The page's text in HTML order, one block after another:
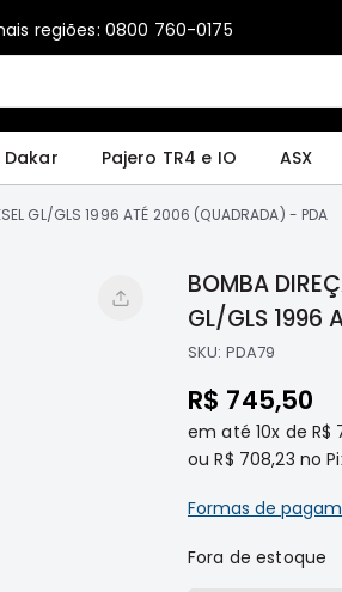
regiões: 0800 760-0175
Dakar Pajero TR4 e IO ASX
GL/GLS 1996 ATÉ 2006 (QUADRADA) - PDA
BOMBA
GL/GLS 1996
SKU: PDA79
R$ 745,50
em até 10x de R$
ouR$ 708,23 no
Formas de
Fora de estoque
can write reviews. PleaseSign inor